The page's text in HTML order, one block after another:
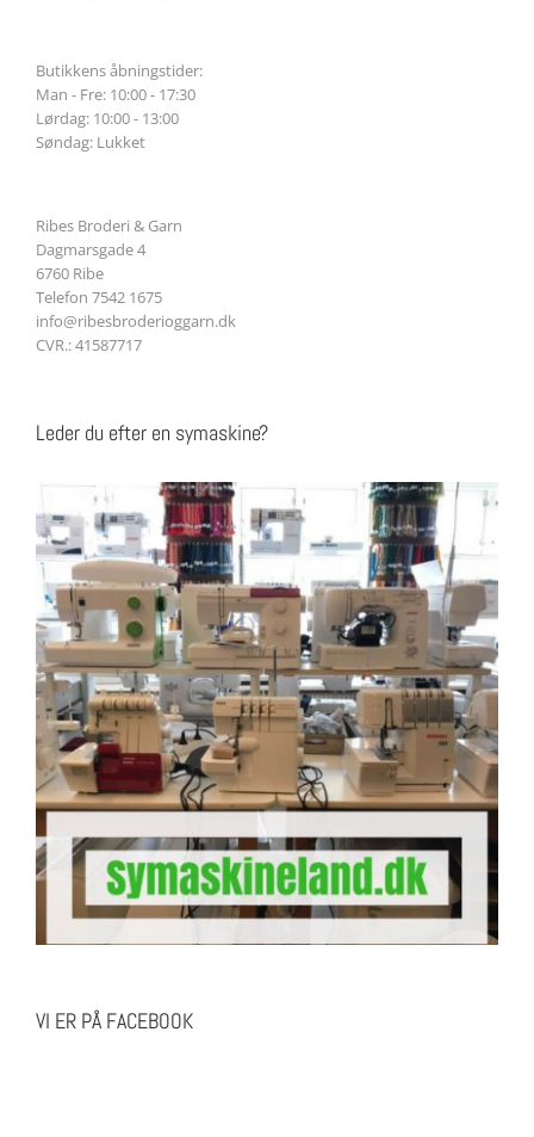
Butikkens åbningstider:
Man - Fre: 10:00 - 17:30
Lørdag: 10:00 - 13:00
Søndag: Lukket
Ribes Broderi & Garn
Dagmarsgade 4
6760 Ribe
Telefon 7542 1675
info@ribesbroderioggarn.dk
CVR.: 41587717
Leder du efter en symaskine?
VI ER PÅ FACEBOOK